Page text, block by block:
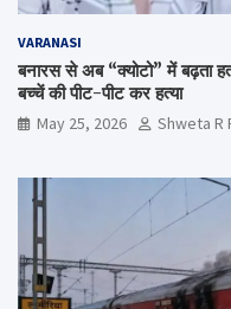
VARANASI
बनारस से अब “क्योटो” में बढ़ता
बच्चें की पीट-पीट कर हत्या
May 25, 2026 Shweta R